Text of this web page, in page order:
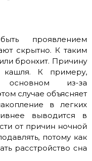
проявлением
скрытно. К таким
бронхит. Причину
кашля. К примеру,
из-за
случае объясняет
в легких
выводится в
от причин ночной
потому как
расстройство сна